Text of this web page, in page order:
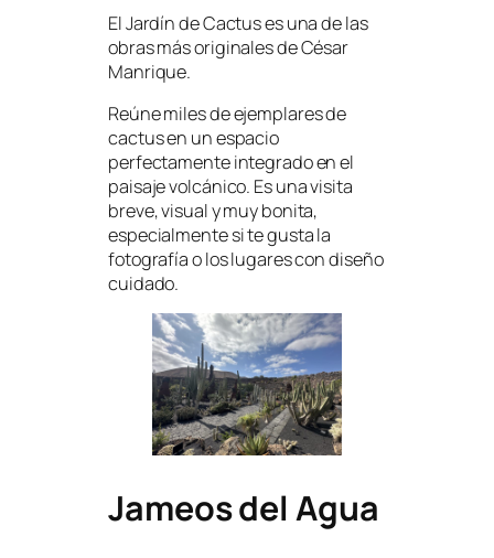
El Jardín de Cactus es una de las
obras más originales de César
Manrique.
Reúne miles de ejemplares de
cactus en un espacio
perfectamente integrado en el
paisaje volcánico. Es una visita
breve, visual y muy bonita,
especialmente si te gusta la
fotografía o los lugares con diseño
cuidado.
Jameos del Agua